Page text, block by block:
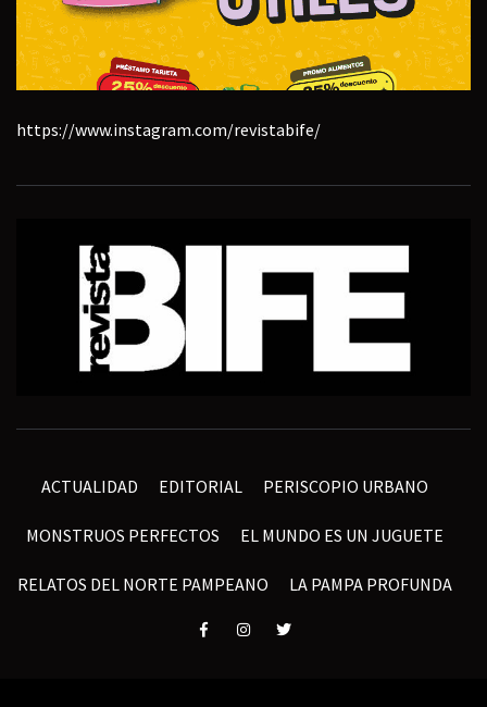
https://www.instagram.com/revistabife/
ACTUALIDAD EDITORIAL PERISCOPIO URBANO
MONSTRUOS PERFECTOS EL MUNDO ES UN JUGUETE
RELATOS DEL NORTE PAMPEANO LA PAMPA PROFUNDA
ElementoElementoElemento